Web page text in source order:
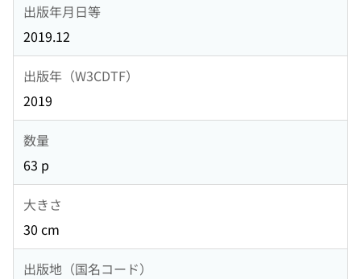
出版年月日等
2019.12
出版年（W3CDTF）
2019
数量
63 p
大きさ
30 cm
出版地（国名コード）